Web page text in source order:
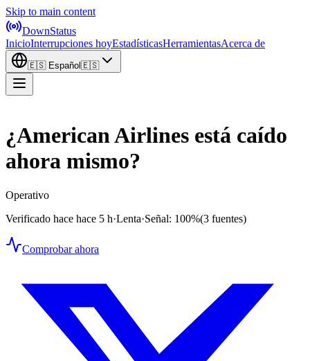
Skip to main content
DownStatus
InicioInterrupciones hoyEstadísticasHerramientasAcerca de
🇪🇸 Español 🇪🇸
¿American Airlines está caído
ahora mismo?
Operativo
Verificado hace hace 5 h·Lenta·Señal: 100%(3 fuentes)
Comprobar ahora